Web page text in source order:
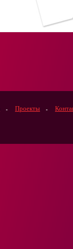
Проекты